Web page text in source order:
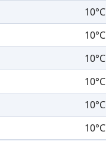
10°C
10°C
10°C
10°C
10°C
10°C